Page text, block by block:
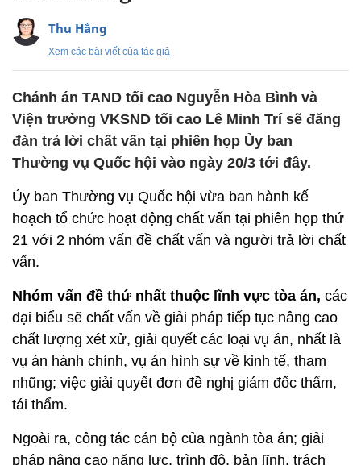
Thu Hằng
Xem các bài viết của tác giả
Chánh án TAND tối cao Nguyễn Hòa Bình và
Viện trưởng VKSND tối cao Lê Minh Trí sẽ đăng
đàn trả lời chất vấn tại phiên họp Ủy ban
Thường vụ Quốc hội vào ngày 20/3 tới đây.
Ủy ban Thường vụ Quốc hội vừa ban hành kế
hoạch tổ chức hoạt động chất vấn tại phiên họp thứ
21 với 2 nhóm vấn đề chất vấn và người trả lời chất
vấn.
Nhóm vấn đề thứ nhất thuộc lĩnh vực tòa án, các
đại biểu sẽ chất vấn về giải pháp tiếp tục nâng cao
chất lượng xét xử, giải quyết các loại vụ án, nhất là
vụ án hành chính, vụ án hình sự về kinh tế, tham
nhũng; việc giải quyết đơn đề nghị giám đốc thẩm,
tái thẩm.
Ngoài ra, công tác cán bộ của ngành tòa án; giải
pháp nâng cao năng lực, trình độ, bản lĩnh, trách